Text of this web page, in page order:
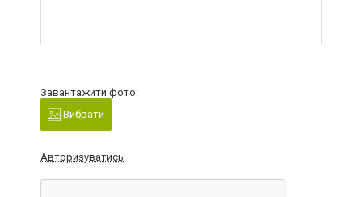
Завантажити фото:
Вибрати
Авторизуватись